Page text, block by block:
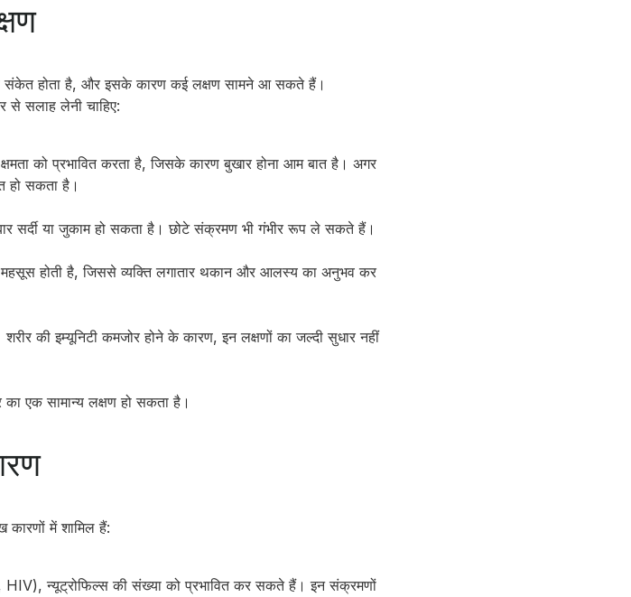
संकेत होता है, और इसके कारण कई लक्षण सामने आ सकते हैं।
से सलाह लेनी चाहिए:
को प्रभावित करता है, जिसके कारण बुखार होना आम बात है। अगर
हो सकता है।
सर्दी या जुकाम हो सकता है। छोटे संक्रमण भी गंभीर रूप ले सकते हैं।
महसूस होती है, जिससे व्यक्ति लगातार थकान और आलस्य का अनुभव कर
की इम्यूनिटी कमजोर होने के कारण, इन लक्षणों का जल्दी सुधार नहीं
एक सामान्य लक्षण हो सकता है।
में शामिल हैं:
न्यूट्रोफिल्स की संख्या को प्रभावित कर सकते हैं। इन संक्रमणों